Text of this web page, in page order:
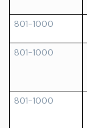
801-1000
801-1000
801-1000